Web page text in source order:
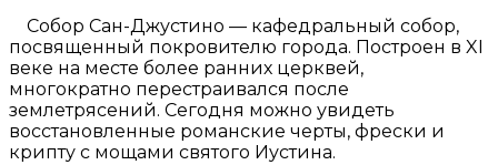
Собор Сан-Джустино — кафедральный собор,
посвященный покровителю города. Построен в XI
веке на месте более ранних церквей,
многократно перестраивался после
землетрясений. Сегодня можно увидеть
восстановленные романские черты, фрески и
крипту с мощами святого Иустина.